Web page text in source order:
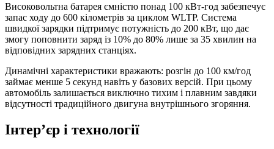
Високовольтна батарея ємністю понад 100 кВт-год забезпечує
запас ходу до 600 кілометрів за циклом WLTP. Система
швидкої зарядки підтримує потужність до 200 кВт, що дає
змогу поповнити заряд із 10% до 80% лише за 35 хвилин на
відповідних зарядних станціях.
Динамічні характеристики вражають: розгін до 100 км/год
займає менше 5 секунд навіть у базових версій. При цьому
автомобіль залишається виключно тихим і плавним завдяки
відсутності традиційного двигуна внутрішнього згоряння.
Інтер’єр і технології